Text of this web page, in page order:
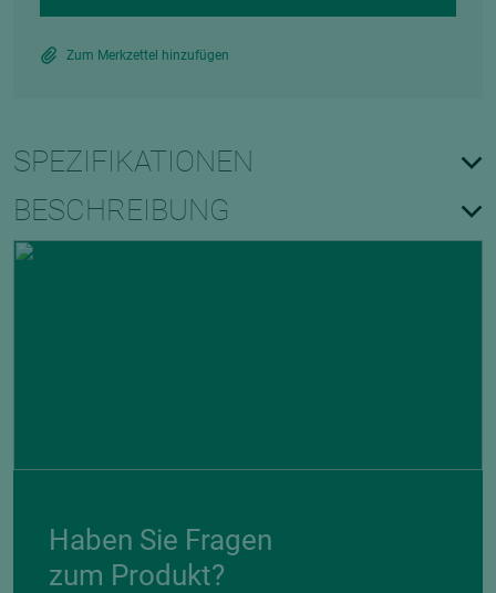
Zum Merkzettel hinzufügen
SPEZIFIKATIONEN
BESCHREIBUNG
Haben Sie Fragen
zum Produkt?